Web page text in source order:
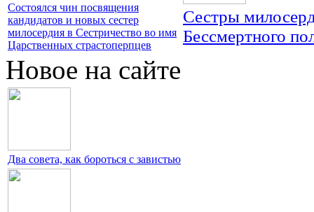
Состоялся чин посвящения
кандидатов и новых сестер
милосердия в Сестричество во имя
Царственных страстоперпцев
Сестры
Бессмертного
Новое на сайте
Два совета, как бороться с завистью